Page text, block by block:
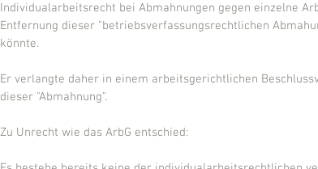
Individualarbeitsrecht bei Abmahnungen gegen einzelne
Entfernung dieser "betriebsverfassungsrechtlichen
könnte.
Er verlangte daher in einem arbeitsgerichtlichen
dieser "Abmahnung".
Zu Unrecht wie das ArbG entschied: